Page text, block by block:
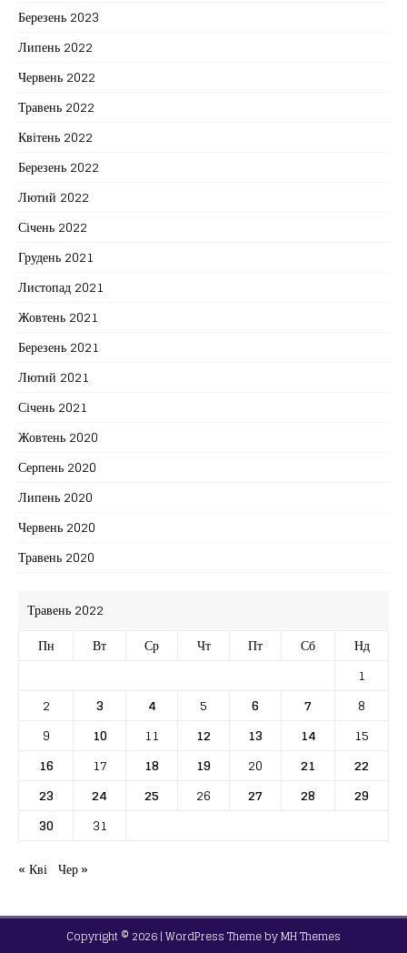
Березень 2023
Липень 2022
Червень 2022
Травень 2022
Квітень 2022
Березень 2022
Лютий 2022
Січень 2022
Грудень 2021
Листопад 2021
Жовтень 2021
Березень 2021
Лютий 2021
Січень 2021
Жовтень 2020
Серпень 2020
Липень 2020
Червень 2020
Травень 2020
Травень 2022
Пн
Вт Ср Чт Пт Сб
Нд
1
2
3 4 5 6 7
8
9
10 11 12 13 14
15
16
17 18 19 20 21
22
23
24 25 26 27 28
29
30
31
« Кві Чер »
Copyright © 2026 | WordPress Theme byMH Themes